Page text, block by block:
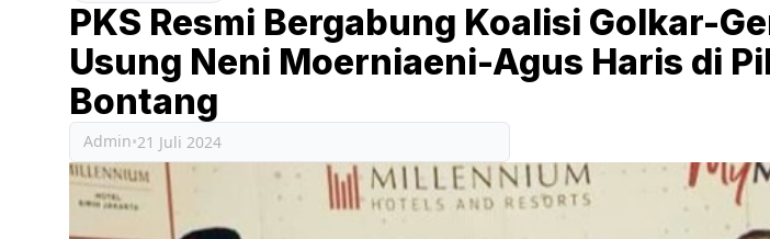
PKS Resmi Bergabung Koalisi Golkar-
Usung Neni Moerniaeni-Agus Haris di
Bontang
Admin•21 Juli 2024